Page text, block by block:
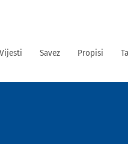
Vijesti Savez Propisi